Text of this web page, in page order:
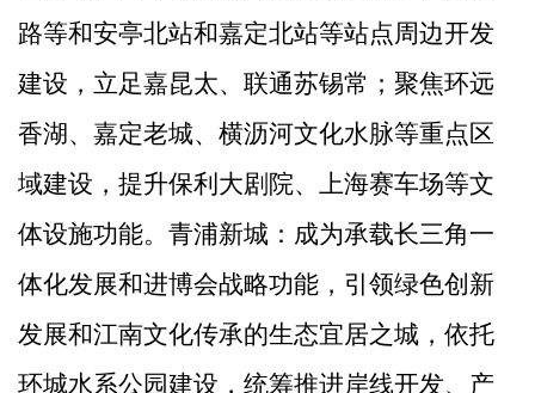
路等和安亭北站和嘉定北站等站点周边开发
建设，立足嘉昆太、联通苏锡常；聚焦环远
香湖、嘉定老城、横沥河文化水脉等重点区
域建设，提升保利大剧院、上海赛车场等文
体设施功能。青浦新城：成为承载长三角一
体化发展和进博会战略功能，引领绿色创新
发展和江南文化传承的生态宜居之城，依托
环城水系公园建设，统筹推进岸线开发、产